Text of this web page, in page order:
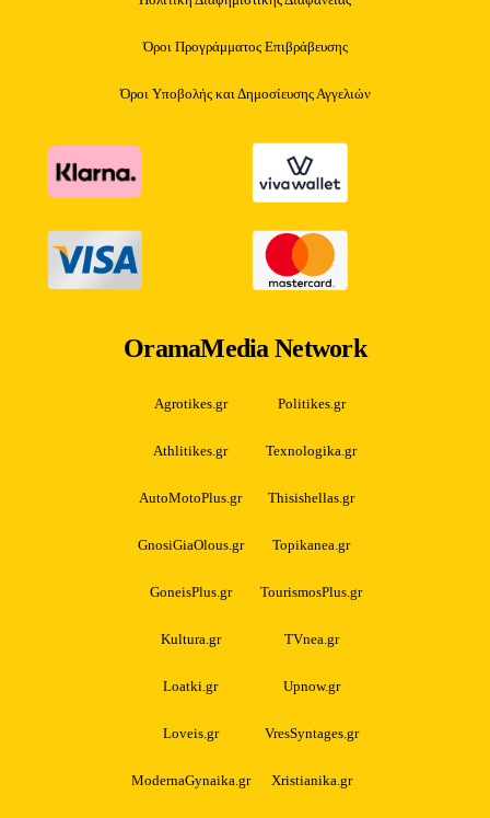
Όροι Προγράμματος Επιβράβευσης
Όροι Υποβολής και Δημοσίευσης Αγγελιών
OramaMedia Network
Agrotikes.gr Politikes.gr
Athlitikes.gr Texnologika.gr
AutoMotoPlus.gr Thisishellas.gr
GnosiGiaOlous.gr Topikanea.gr
GoneisPlus.gr TourismosPlus.gr
Kultura.gr TVnea.gr
Loatki.gr Upnow.gr
Loveis.gr VresSyntages.gr
ModernaGynaika.gr Xristianika.gr